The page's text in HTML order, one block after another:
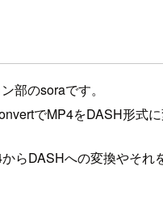
部のsoraです。
でMP4をDASH形式
らDASHへの変換やそ